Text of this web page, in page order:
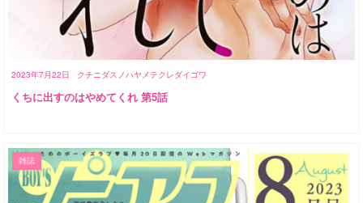
2023年7月22日 クチニダスノハヤメテクレダイゴワ
くちに出すのはやめてくれ 第5話
雑誌